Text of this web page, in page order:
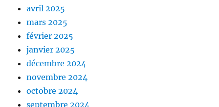
avril 2025
mars 2025
février 2025
janvier 2025
décembre 2024
novembre 2024
octobre 2024
septembre 2024